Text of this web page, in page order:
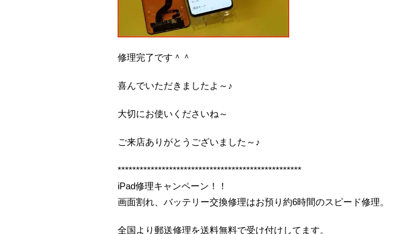
修理完了です＾＾
喜んでいただきましたよ～♪
大切にお使いくださいね～
ご来店ありがとうございました～♪
**************************************************
iPad修理キャンペーン！！
画面割れ、バッテリー交換修理はお預り約6時間のスピード修理。
全国より郵送修理を送料無料で受け付けしてます。